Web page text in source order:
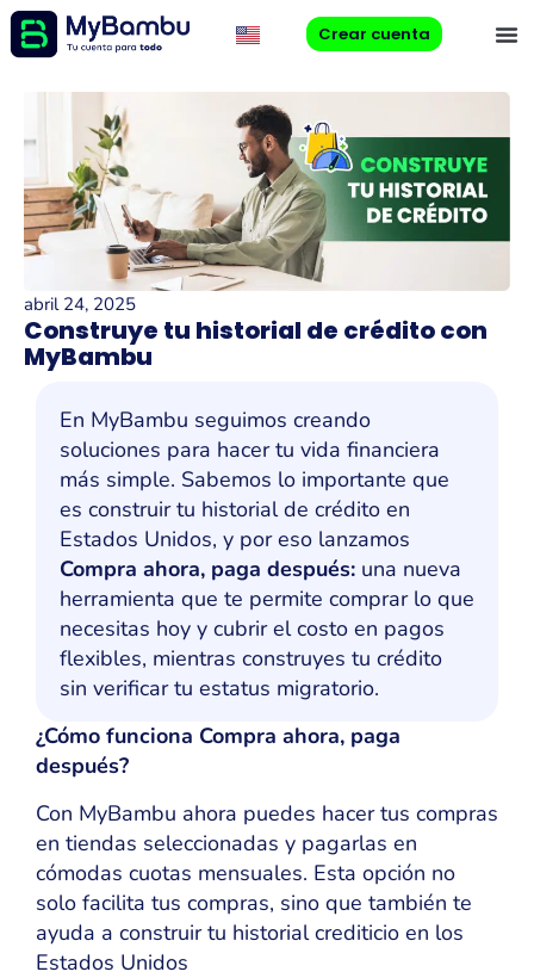
Crear cuenta
abril 24, 2025
Construye tu historial de crédito con
MyBambu
En MyBambu seguimos creando
soluciones para hacer tu vida financiera
más simple. Sabemos lo importante que
es construir tu historial de crédito en
Estados Unidos, y por eso lanzamos
Compra ahora, paga después: una nueva
herramienta que te permite comprar lo que
necesitas hoy y cubrir el costo en pagos
flexibles, mientras construyes tu crédito
sin verificar tu estatus migratorio.
¿Cómo funciona Compra ahora, paga
después?
Con MyBambu ahora puedes hacer tus compras
en tiendas seleccionadas y pagarlas en
cómodas cuotas mensuales. Esta opción no
solo facilita tus compras, sino que también te
ayuda a construir tu historial crediticio en los
Estados Unidos